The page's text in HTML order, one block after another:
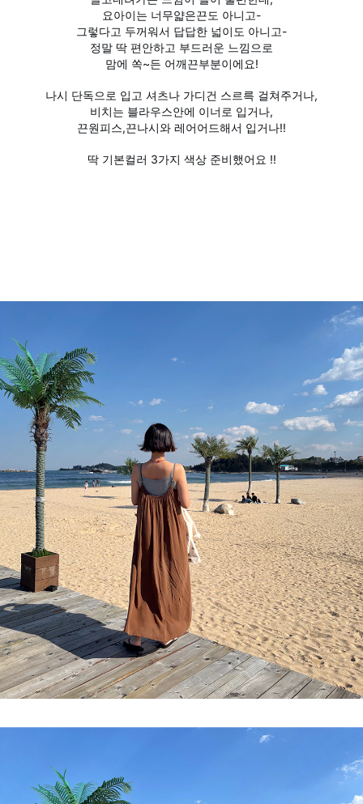
요아이는 너무얇은끈도 아니고-
그렇다고 두꺼워서 답답한 넓이도 아니고-
정말 딱 편안하고 부드러운 느낌으로
맘에 쏙~든 어깨끈부분이에요!
나시 단독으로 입고 셔츠나 가디건 스르륵 걸쳐주거나,
비치는 블라우스안에 이너로 입거나,
끈원피스,끈나시와 레어어드해서 입거나!!
딱 기본컬러 3가지 색상 준비했어요 !!